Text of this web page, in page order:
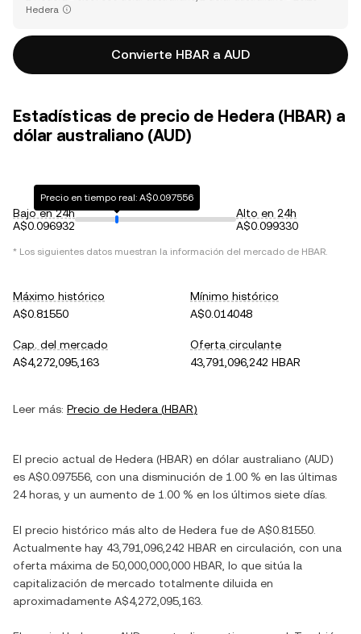
Hedera
Convierte HBAR a AUD
Estadísticas de precio de Hedera (HBAR) a
dólar australiano (AUD)
Bajo en 24h
A$0.096932
Precio en tiempo real: A$0.097556
Alto en 24h
A$0.099330
* Los siguientes datos muestran la información del mercado de HBAR.
Máximo histórico
A$0.81550
Mínimo histórico
A$0.014048
Cap. del mercado
A$4,272,095,163
Oferta circulante
43,791,096,242 HBAR
Leer más: Precio de Hedera (HBAR)
El precio actual de Hedera (HBAR) en dólar australiano (AUD)
es A$0.097556 , con una disminución de 1.00 % en las últimas
24 horas, y un aumento de 1.00 % en los últimos siete días.
El precio histórico más alto de Hedera fue de A$0.81550
Actualmente hay 43,791,096,242 HBAR en circulación, con una
oferta máxima de 50,000,000,000 HBAR , lo que sitúa la
capitalización de mercado totalmente diluida en
aproximadamente A$4,272,095,163